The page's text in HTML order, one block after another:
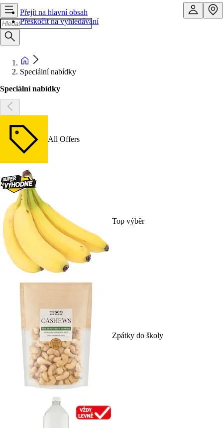
Přejít na hlavní obsah
Přeskočit na vyhledávání
Speciální nabídky
Speciální nabídky
All Offers
Top výběr
Zpátky do školy